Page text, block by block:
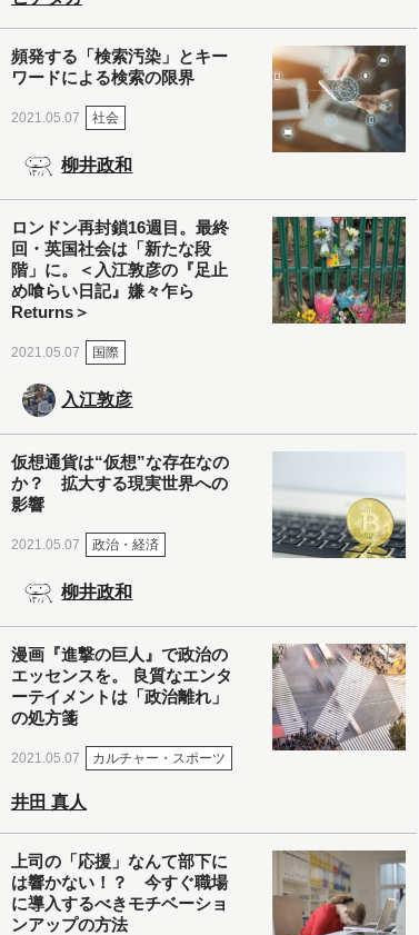
頻発する「検索汚染」とキー
ワードによる検索の限界
2021.05.07 社会
柳井政和
ロンドン再封鎖16週目。最終
回・英国社会は「新たな段
階」に。＜入江敦彦の『足止
め喰らい日記』嫌々乍ら
Returns＞
2021.05.07 国際
入江敦彦
仮想通貨は“仮想”な存在なの
か？ 拡大する現実世界への
影響
2021.05.07 政治・経済
柳井政和
漫画『進撃の巨人』で政治の
エッセンスを。 良質なエンタ
ーテイメントは「政治離れ」
の処方箋
2021.05.07 カルチャー・スポーツ
井田 真人
上司の「応援」なんて部下に
は響かない！？ 今すぐ職場
に導入するべきモチベーショ
ンアップの方法